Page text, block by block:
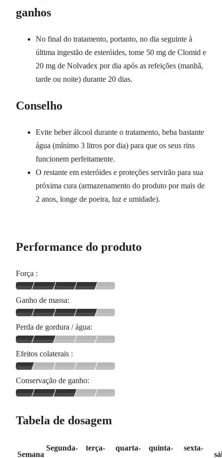
ganhos
No final do tratamento, portanto, no dia seguinte à
última ingestão de esteróides, tome 50 mg de Clomid e
20 mg de Nolvadex por dia após as refeições (manhã,
tarde ou noite) durante 20 dias.
Conselho
Evite beber álcool durante o tratamento, beba bastante
água (mínimo 3 litros por dia) para que os seus rins
funcionem perfeitamente.
O restante em esteróides e proteções servirão para sua
próxima cura (armazenamento do produto por mais de
2 anos, longe de poeira, luz e umidade).
Performance do produto
Força :
Ganho de massa:
Perda de gordura / água:
Efeitos colaterais :
Conservação de ganho:
Tabela de dosagem
Semana
Segunda-
terça-
quarta-
quinta-
sexta-